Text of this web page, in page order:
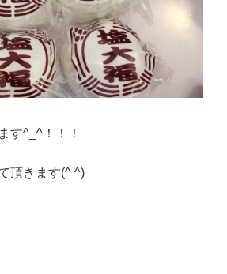
す^_^！！！
頂きます(^ ^)